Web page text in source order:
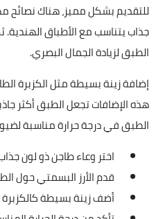
للتقديم بشكل مميز، هناك نصائح
جذاب يتناسب مع الأطباق الهندية.
الطبق لزيادة الجمال البصري.
إضافة زينة بسيطة مثل الكزبرة
هذه الإضافات تجعل الطبق أكثر
الطبق في درجة حرارة مناسبة
اختر وعاء طاجن ذو لون
قدم الأرز البسمتي حول
أضف زينة بسيطة كالكزبرة